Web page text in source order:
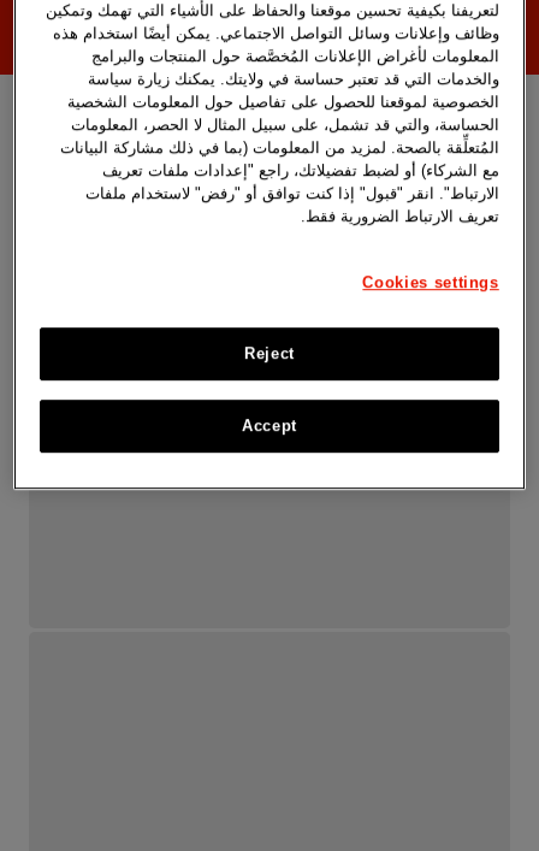
لتعريفنا بكيفية تحسين موقعنا والحفاظ على الأشياء التي تهمك وتمكين
وظائف وإعلانات وسائل التواصل الاجتماعي. يمكن أيضًا استخدام هذه
المعلومات لأغراض الإعلانات المُخصَّصة حول المنتجات والبرامج
والخدمات التي قد تعتبر حساسة في ولايتك. يمكنك زيارة سياسة
الخصوصية لموقعنا للحصول على تفاصيل حول المعلومات الشخصية
الحساسة، والتي قد تشمل، على سبيل المثال لا الحصر، المعلومات
المُتعلِّقة بالصحة. لمزيد من المعلومات (بما في ذلك مشاركة البيانات
مع الشركاء) أو لضبط تفضيلاتك، راجع "إعدادات ملفات تعريف
الارتباط". انقر "قبول" إذا كنت توافق أو "رفض" لاستخدام ملفات
تعريف الارتباط الضرورية فقط.
Cookies settings
Reject
Accept